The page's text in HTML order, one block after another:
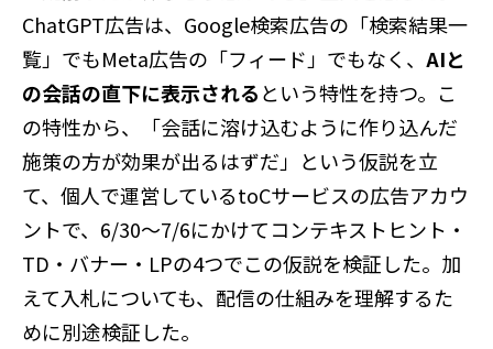
ChatGPT広告は、Google検索広告の「検索結果一
覧」でもMeta広告の「フィード」でもなく、 AIと
の会話の直下に表示されるという特性を持つ。こ
の特性から、「会話に溶け込むように作り込んだ
施策の方が効果が出るはずだ」という仮説を立
て、個人で運営しているtoCサービスの広告アカウ
ントで、6/30〜7/6にかけてコンテキストヒント・
TD・バナー・LPの4つでこの仮説を検証した。加
えて入札についても、配信の仕組みを理解するた
めに別途検証した。